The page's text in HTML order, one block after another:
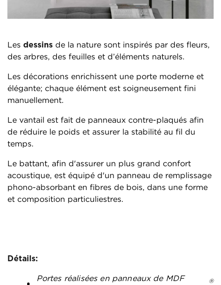
Les dessins de la nature sont inspirés par des fleurs,
des arbres, des feuilles et d’éléments naturels.
Les décorations enrichissent une porte moderne et
élégante; chaque élément est soigneusement fini
manuellement.
Le vantail est fait de panneaux contre-plaqués afin
de réduire le poids et assurer la stabilité au fil du
temps.
Le battant, afin d'assurer un plus grand confort
acoustique, est équipé d'un panneau de remplissage
phono-absorbant en fibres de bois, dans une forme
et composition particuliestres.
Détails:
Portes réalisées en panneaux de MDF
®